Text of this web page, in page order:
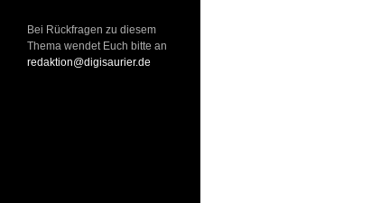
Bei Rückfragen zu diesem
Thema wendet Euch bitte an
redaktion@digisaurier.de